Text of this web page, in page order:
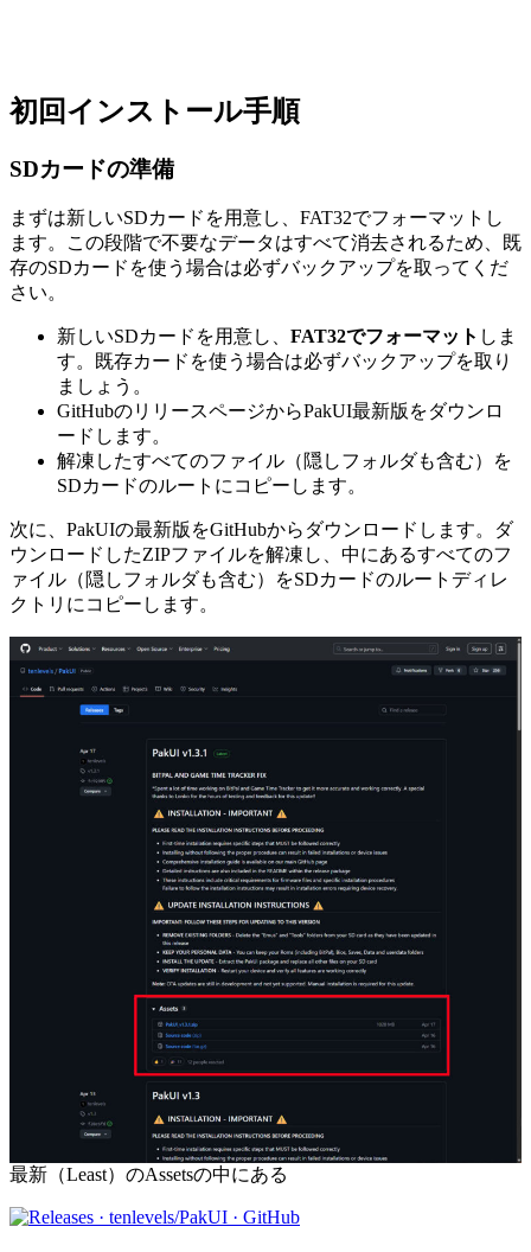
初回インストール手順
SDカードの準備
まずは新しいSDカードを用意し、FAT32でフォーマットし
ます。この段階で不要なデータはすべて消去されるため、既
存のSDカードを使う場合は必ずバックアップを取ってくだ
さい。
新しいSDカードを用意し、 FAT32でフォーマット しま
す。既存カードを使う場合は必ずバックアップを取り
ましょう。
GitHubのリリースページからPakUI最新版をダウンロ
ードします。
解凍したすべてのファイル（隠しフォルダも含む）を
SDカードのルートにコピーします。
次に、PakUIの最新版をGitHubからダウンロードします。ダ
ウンロードしたZIPファイルを解凍し、中にあるすべてのフ
ァイル（隠しフォルダも含む）をSDカードのルートディレ
クトリにコピーします。
最新（Least）のAssetsの中にある